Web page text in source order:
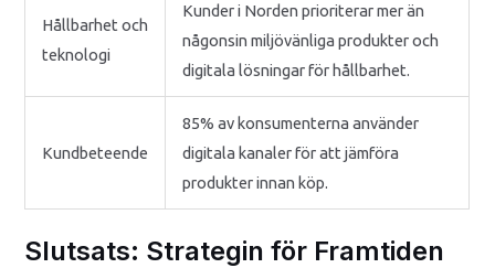
Hållbarhet och
teknologi
Kunder i Norden prioriterar mer än
någonsin miljövänliga produkter och
digitala lösningar för hållbarhet.
Kundbeteende
85% av konsumenterna använder
digitala kanaler för att jämföra
produkter innan köp.
Slutsats: Strategin för Framtiden